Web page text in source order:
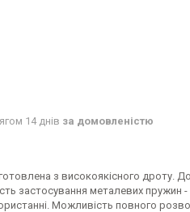
14 днів за домовленістю
з високоякісного дроту.
металевих пружин -
Можливість повного